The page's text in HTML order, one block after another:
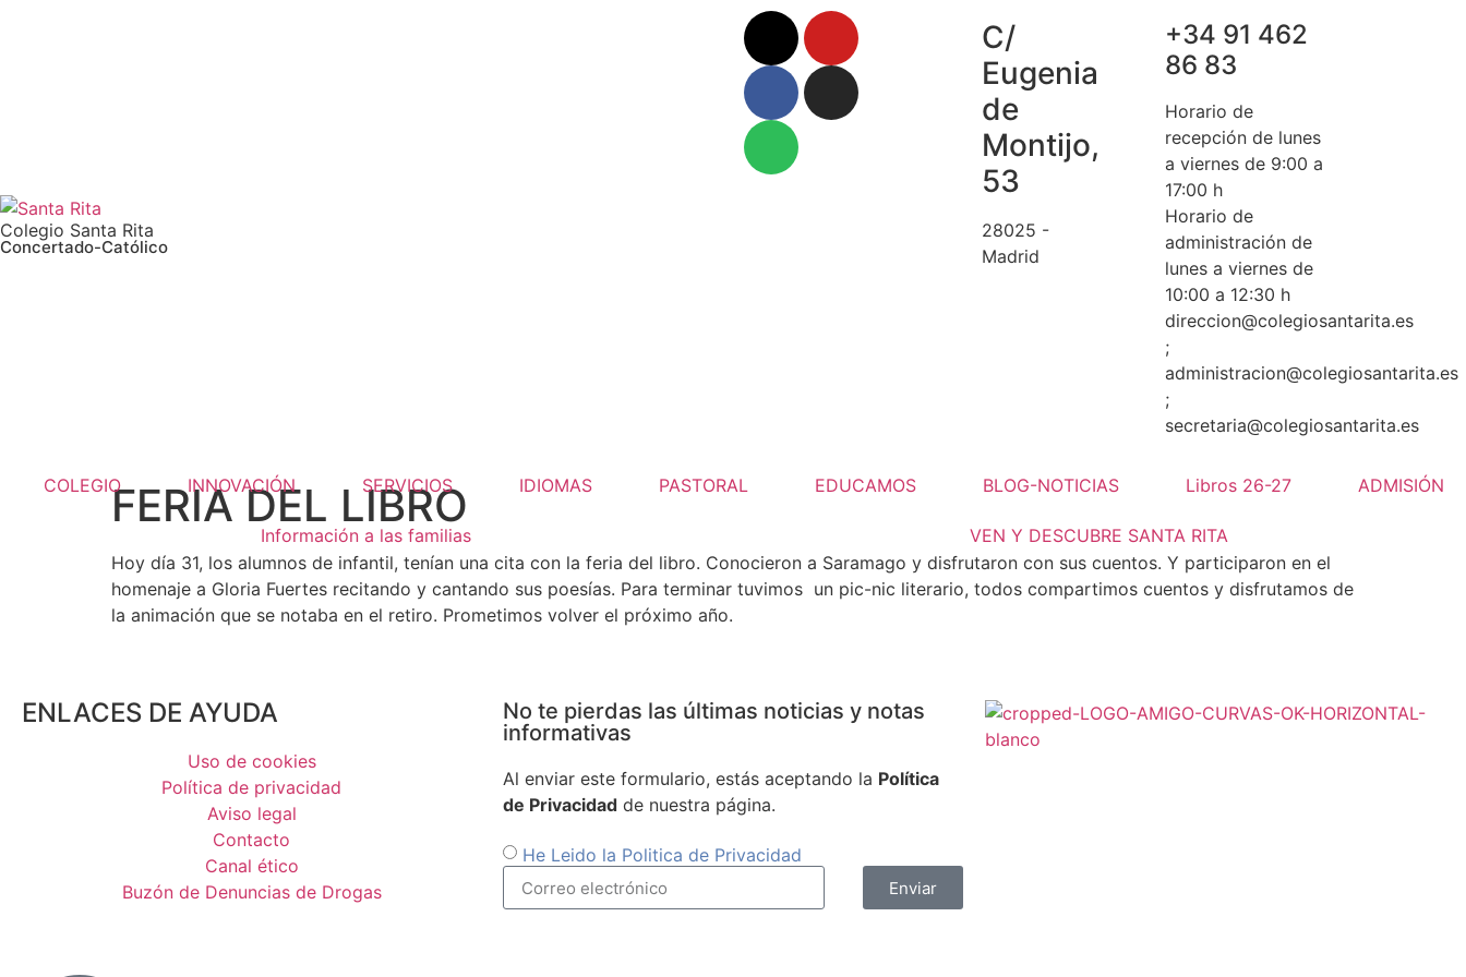
Colegio Santa Rita
Concertado-Católico
C/
Eugenia
de
Montijo,
53
28025 -
Madrid
+34 91 462
86 83
Horario de
recepción de lunes
a viernes de 9:00 a
17:00 h
Horario de
administración de
lunes a viernes de
10:00 a 12:30 h
direccion@colegiosantarita.es
;
administracion@colegiosantarita.es
;
secretaria@colegiosantarita.es
COLEGIO INNOVACIÓN SERVICIOS IDIOMAS PASTORAL EDUCAMOS BLOG-NOTICIAS Libros 26-27 ADMISIÓN
Información a las familias VEN Y DESCUBRE SANTA RITA
FERIA DEL LIBRO
Hoy día 31, los alumnos de infantil, tenían una cita con la feria del libro. Conocieron a Saramago y disfrutaron con sus cuentos. Y participaron en el
homenaje a Gloria Fuertes recitando y cantando sus poesías. Para terminar tuvimos un pic-nic literario, todos compartimos cuentos y disfrutamos de
la animación que se notaba en el retiro. Prometimos volver el próximo año.
ENLACES DE AYUDA
Uso de cookies
Política de privacidad
Aviso legal
Contacto
Canal ético
Buzón de Denuncias de Drogas
No te pierdas las últimas noticias y notas
informativas
Al enviar este formulario, estás aceptando la Política
de Privacidad de nuestra página.
He Leido la Politica de Privacidad
Enviar